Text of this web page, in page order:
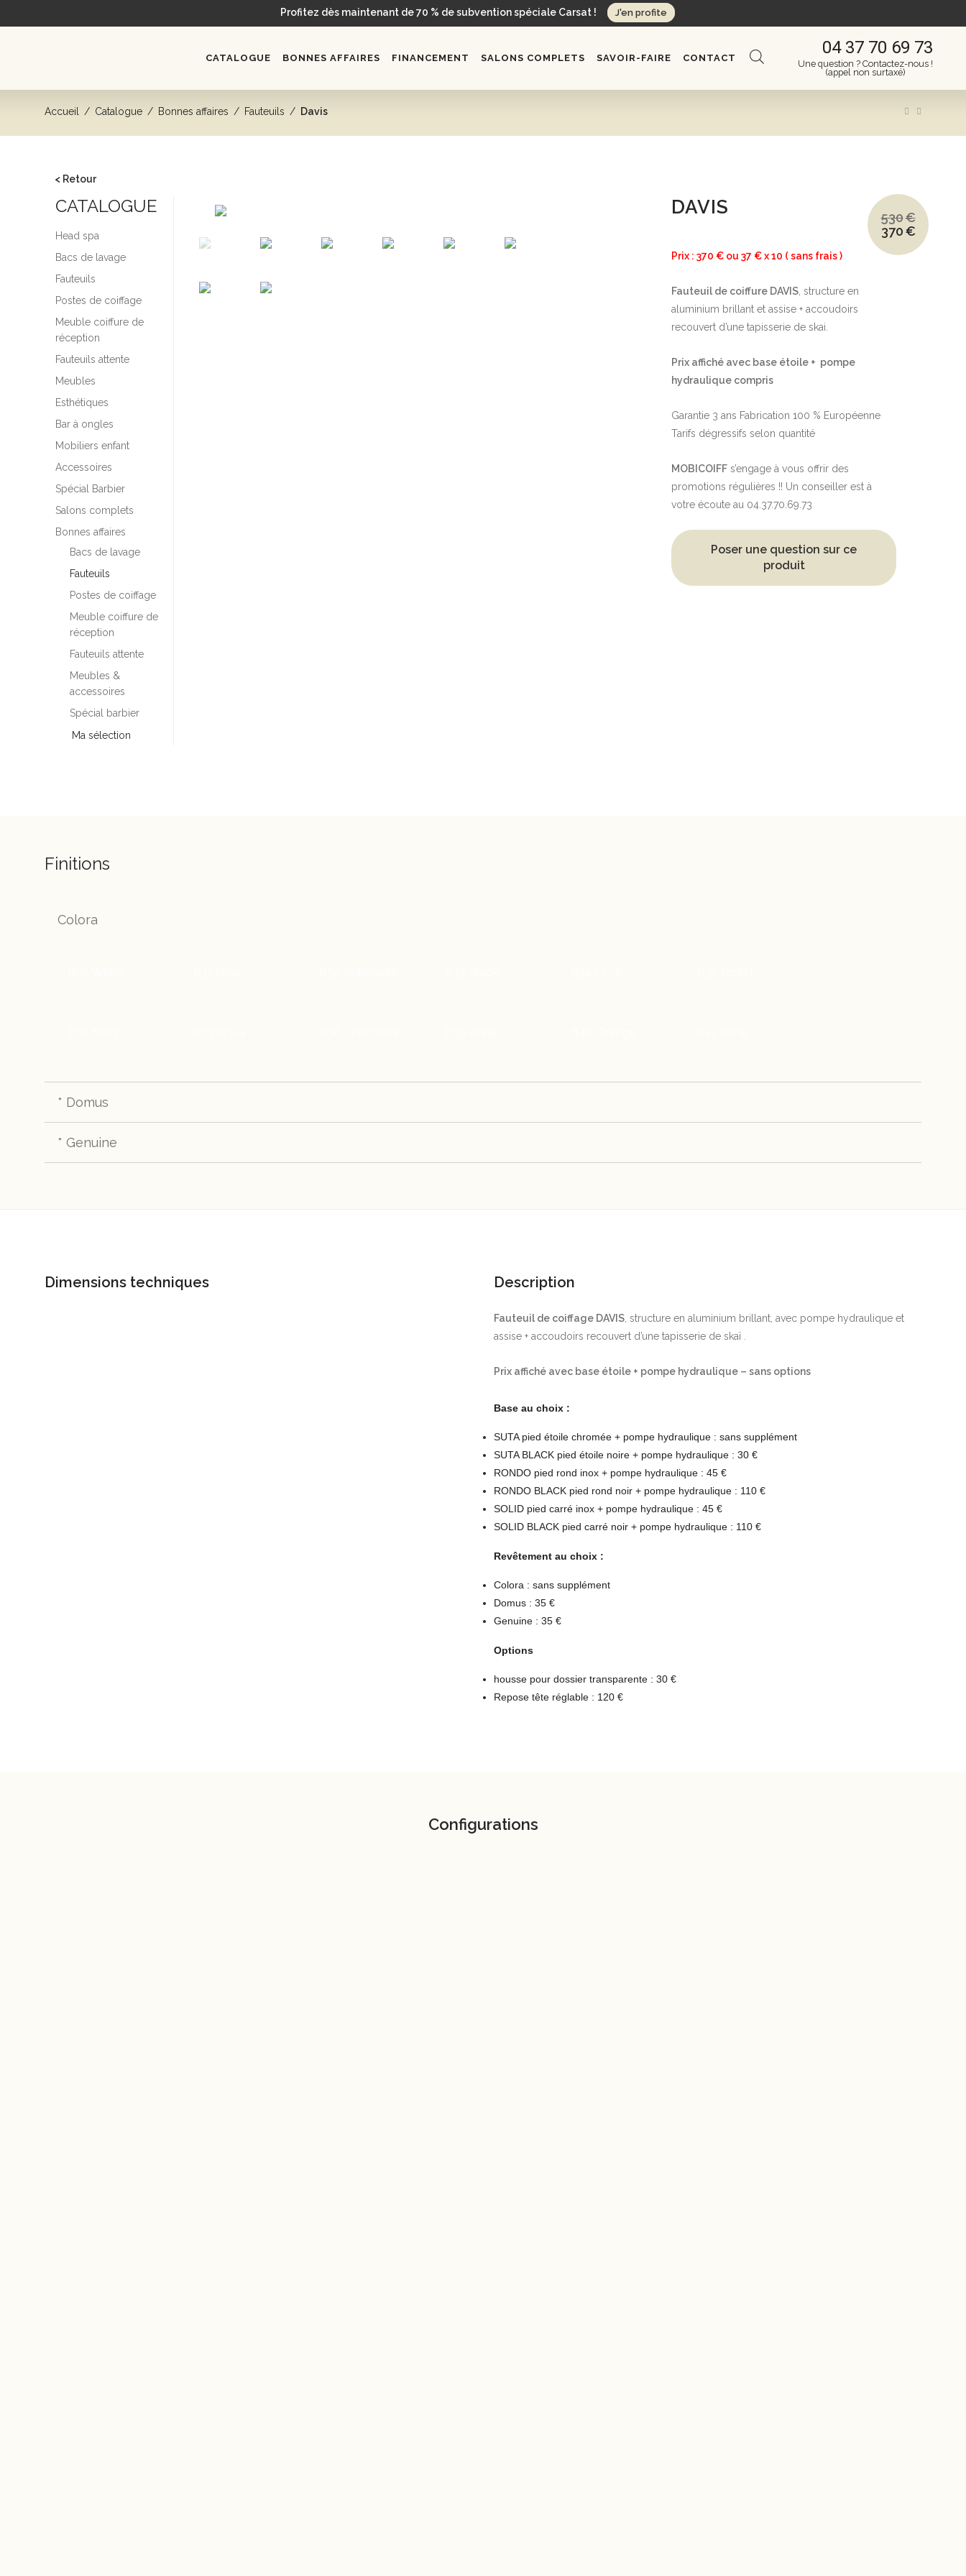
Profitez dès maintenant de 70 % de subvention spéciale Carsat ! J'en profite
CATALOGUE BONNES AFFAIRES FINANCEMENT SALONS COMPLETS SAVOIR-FAIRE CONTACT
04 37 70 69 73
Une question ? Contactez-nous !
(appel non surtaxé)
Accueil / Catalogue / Bonnes affaires / Fauteuils / Davis
< Retour
CATALOGUE
Head spa
Bacs de lavage
Fauteuils
Postes de coiffage
Meuble coiffure de
réception
Fauteuils attente
Meubles
Esthétiques
Bar à ongles
Mobiliers enfant
Accessoires
Spécial Barbier
Salons complets
Bonnes affaires
Bacs de lavage
Fauteuils
Postes de coiffage
Meuble coiffure de
réception
Fauteuils attente
Meubles &
accessoires
Spécial barbier
Ma sélection
DAVIS 530€
Le
prix
initial
370€
Le
prix
actuel
Prix : 370 € ou 37 € x 10 ( sans frais )
Fauteuil de coiffure DAVIS , structure en
aluminium brillant et assise + accoudoirs
recouvert d’une tapisserie de skai.
Prix affiché avec base étoile + pompe
hydraulique compris
Garantie 3 ans Fabrication 100 % Européenne
Tarifs dégressifs selon quantité
MOBICOIFF s’engage à vous offrir des
promotions régulières !! Un conseiller est à
votre écoute au 04.37.70.69.73
Poser une question sur ce
produit
Finitions
Colora
* Domus
* Genuine
Dimensions techniques Description
Fauteuil de coiffage DAVIS , structure en aluminium brillant, avec pompe hydraulique et
assise + accoudoirs recouvert d’une tapisserie de skaï .
Prix affiché avec base étoile + pompe hydraulique – sans options
Base au choix :
SUTA pied étoile chromée + pompe hydraulique : sans supplément
SUTA BLACK pied étoile noire + pompe hydraulique : 30 €
RONDO pied rond inox + pompe hydraulique : 45 €
RONDO BLACK pied rond noir + pompe hydraulique : 110 €
SOLID pied carré inox + pompe hydraulique : 45 €
SOLID BLACK pied carré noir + pompe hydraulique : 110 €
Revêtement au choix :
Colora : sans supplément
Domus : 35 €
Genuine : 35 €
Options
housse pour dossier transparente : 30 €
Repose tête réglable : 120 €
Configurations